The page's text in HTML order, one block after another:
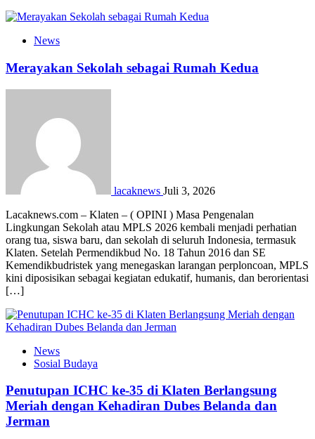
News
Merayakan Sekolah sebagai Rumah Kedua
lacaknews Juli 3, 2026
Lacaknews.com – Klaten – ( OPINI ) Masa Pengenalan
Lingkungan Sekolah atau MPLS 2026 kembali menjadi perhatian
orang tua, siswa baru, dan sekolah di seluruh Indonesia, termasuk
Klaten. Setelah Permendikbud No. 18 Tahun 2016 dan SE
Kemendikbudristek yang menegaskan larangan perploncoan, MPLS
kini diposisikan sebagai kegiatan edukatif, humanis, dan berorientasi
[…]
News
Sosial Budaya
Penutupan ICHC ke-35 di Klaten Berlangsung
Meriah dengan Kehadiran Dubes Belanda dan
Jerman